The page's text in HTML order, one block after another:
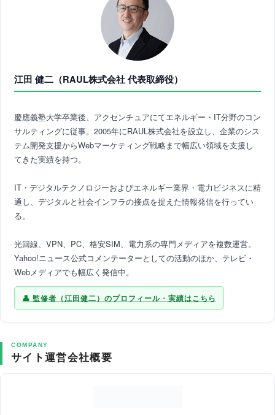
江田 健二（RAUL株式会社 代表取締役）
慶應義塾大学卒業後、アクセンチュアにてエネルギー・IT分野のコン
サルティングに従事。2005年にRAUL株式会社を設立し、企業のシス
テム開発支援からWebマーケティング戦略まで幅広い領域を支援し
てきた実績を持つ。
IT・デジタルテクノロジーおよびエネルギー業界・電力ビジネスに精
通し、デジタルと社会インフラの接点を捉えた情報発信を行ってい
る。
光回線、VPN、PC、格安SIM、電力系の専門メディアを複数運営。
Yahoo!ニュース公式コメンテーターとしての活動のほか、テレビ・
Webメディアでも幅広く発信中。
監修者（江田健二）のプロフィール・実績はこちら
COMPANY
サイト運営会社概要